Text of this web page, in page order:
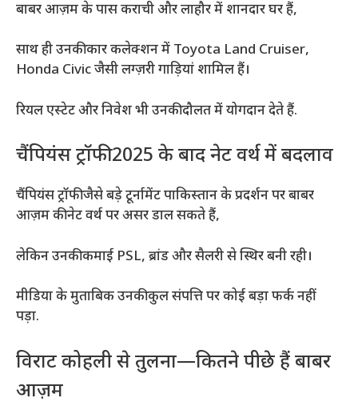
बाबर आज़म के पास कराची और लाहौर में शानदार घर हैं,
साथ ही उनकी कार कलेक्शन में Toyota Land Cruiser,
Honda Civic जैसी लग्ज़री गाड़ियां शामिल हैं।
रियल एस्टेट और निवेश भी उनकी दौलत में योगदान देते हैं.
चैंपियंस ट्रॉफी 2025 के बाद नेट वर्थ में बदलाव
चैंपियंस ट्रॉफी जैसे बड़े टूर्नामेंट पाकिस्तान के प्रदर्शन पर बाबर
आज़म की नेट वर्थ पर असर डाल सकते हैं,
लेकिन उनकी कमाई PSL, ब्रांड और सैलरी से स्थिर बनी रही।
मीडिया के मुताबिक उनकी कुल संपत्ति पर कोई बड़ा फर्क नहीं
पड़ा.
विराट कोहली से तुलना—कितने पीछे हैं बाबर
आज़म